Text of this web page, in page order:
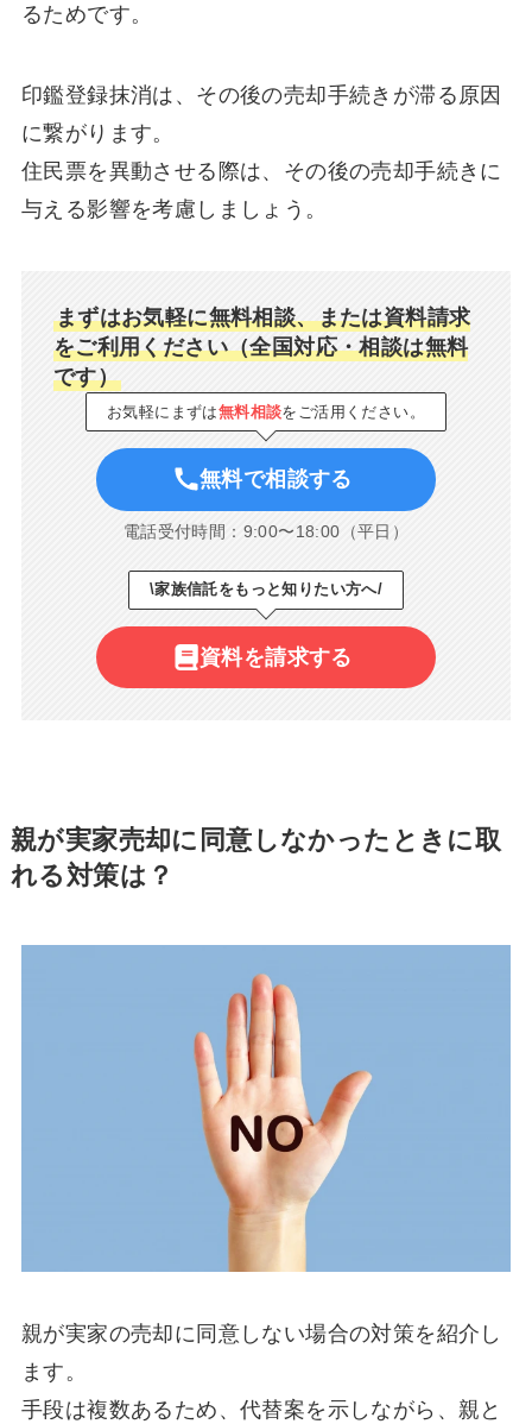
るためです。
印鑑登録抹消は、その後の売却手続きが滞る原因
に繋がります。
住民票を異動させる際は、その後の売却手続きに
与える影響を考慮しましょう。
まずはお気軽に無料相談、または資料請求
をご利用ください（全国対応・相談は無料
です）
お気軽にまずは無料相談をご活用ください。
無料で相談する
電話受付時間：9:00〜18:00（平日）
\家族信託をもっと知りたい方へ/
資料を請求する
親が実家売却に同意しなかったときに取
れる対策は？
親が実家の売却に同意しない場合の対策を紹介し
ます。
手段は複数あるため、代替案を示しながら、親と